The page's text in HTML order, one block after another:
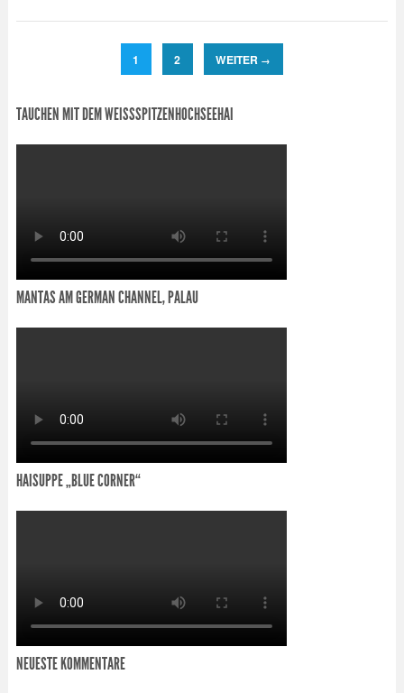
1 2 WEITER →
TAUCHEN MIT DEM WEISSSPITZENHOCHSEEHAI
MANTAS AM GERMAN CHANNEL, PALAU
HAISUPPE „BLUE CORNER“
NEUESTE KOMMENTARE